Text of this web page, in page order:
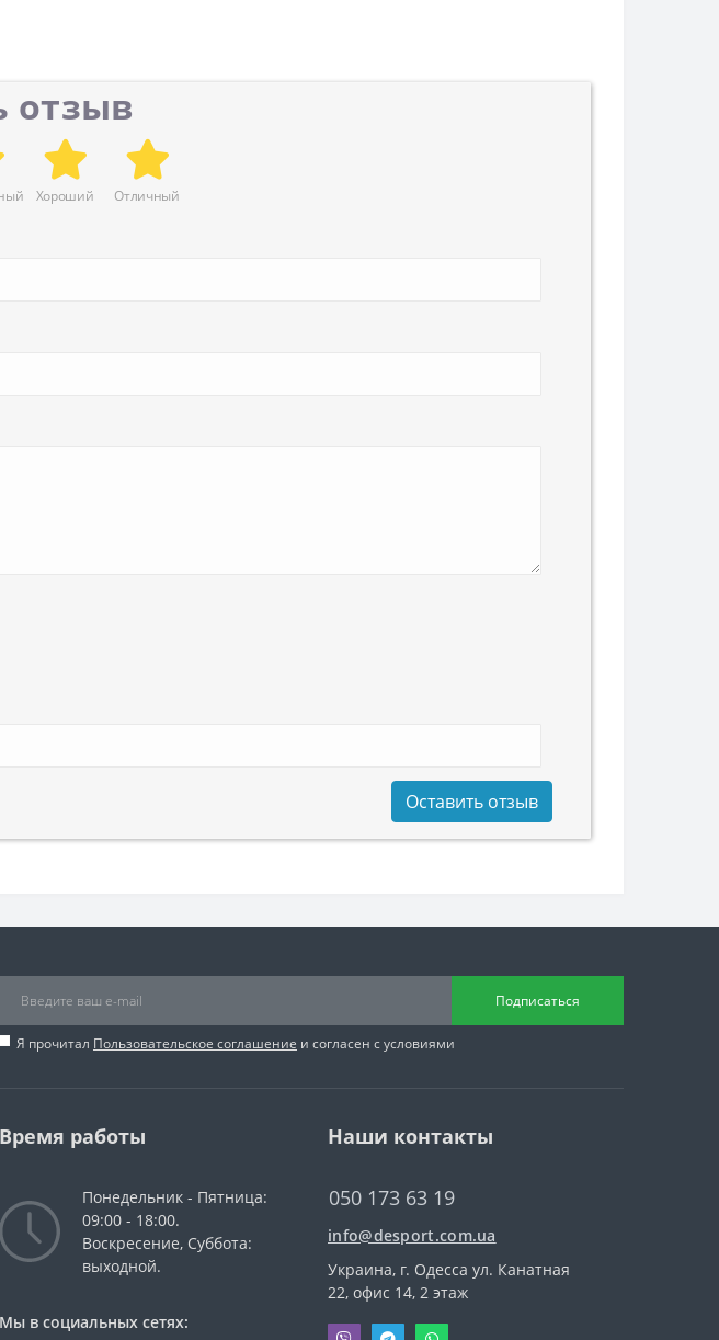
отзыв
Хороший Отличный
Оставить отзыв
Подписаться
Я прочитал Пользовательское соглашение и согласен с условиями
Время работы
Понедельник - Пятница:
09:00 - 18:00.
Воскресение, Суббота:
выходной.
Мы в социальных сетях:
Наши контакты
050 173 63 19
info@desport.com.ua
Украина, г. Одесса ул. Канатная
22, офис 14, 2 этаж